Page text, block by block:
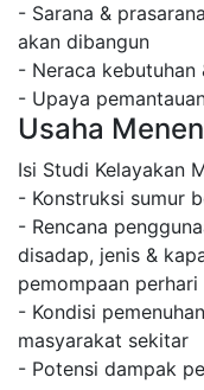
- Sarana &
akan dibangun
- Neraca kebutuhan
- Upaya
Usaha
Isi Studi Kelayakan
- Konstruksi sumur
- Rencana
disadap, jenis &
pemompaan perhari
- Kondisi
masyarakat sekitar
- Potensi dampak